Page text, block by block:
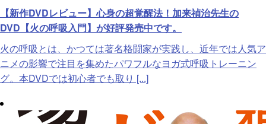
【新作DVDレビュー】心身の超覚醒法！加来禎治先生の
DVD【火の呼吸入門】が好評発売中です。
火の呼吸とは、かつては著名格闘家が実践し、近年では人気ア
ニメの影響で注目を集めたパワフルなヨガ式呼吸トレーニン
グ。本DVDでは初心者でも取り [...]